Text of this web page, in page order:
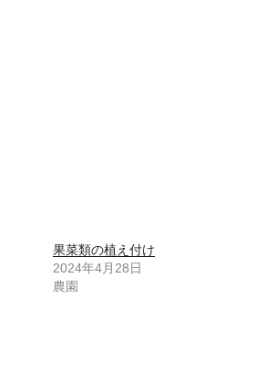
果菜類の植え付け
2024年4月28日
農園